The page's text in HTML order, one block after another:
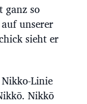
ganz so
unserer
sieht er
Linie
Nikkō